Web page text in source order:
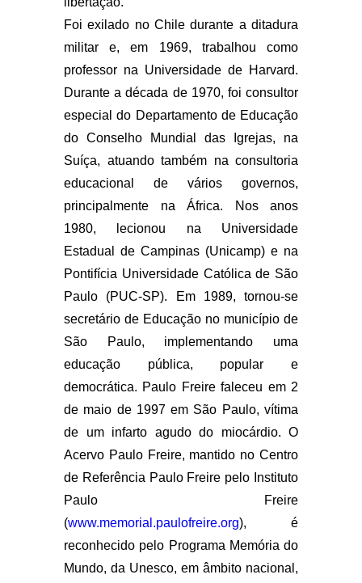
Foi exilado no Chile durante a ditadura
militar e, em 1969, trabalhou como
professor na Universidade de Harvard.
Durante a década de 1970, foi consultor
especial do Departamento de Educação
do Conselho Mundial das Igrejas, na
Suíça, atuando também na consultoria
educacional de vários governos,
principalmente na África. Nos anos
1980, lecionou na Universidade
Estadual de Campinas (Unicamp) e na
Pontifícia Universidade Católica de São
Paulo (PUC-SP). Em 1989, tornou-se
secretário de Educação no município de
São Paulo, implementando uma
educação pública, popular e
democrática. Paulo Freire faleceu em 2
de maio de 1997 em São Paulo, vítima
de um infarto agudo do miocárdio. O
Acervo Paulo Freire, mantido no Centro
de Referência Paulo Freire pelo Instituto
Paulo Freire
(www.memorial.paulofreire.org), é
reconhecido pelo Programa Memória do
Mundo, da Unesco, em âmbito nacional,